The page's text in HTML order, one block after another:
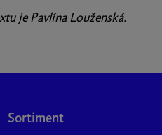
je Pavlína Louženská.
Sortiment